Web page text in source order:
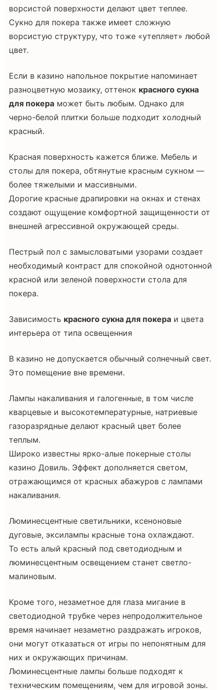
ворсистой поверхности делают цвет теплее.
Сукно для покера также имеет сложную
ворсистую структуру, что тоже «утепляет» любой
цвет.
Если в казино напольное покрытие напоминает
разноцветную мозаику, оттенок красного сукна
для покера может быть любым. Однако для
черно-белой плитки больше подходит холодный
красный.
Красная поверхность кажется ближе. Мебель и
столы для покера, обтянутые красным сукном —
более тяжелыми и массивными.
Дорогие красные драпировки на окнах и стенах
создают ощущение комфортной защищенности от
внешней агрессивной окружающей среды.
Пестрый пол с замысловатыми узорами создает
необходимый контраст для спокойной однотонной
красной или зеленой поверхности стола для
покера.
Зависимость красного сукна для покера и цвета
интерьера от типа освещенния
В казино не допускается обычный солнечный свет.
Это помещение вне времени.
Лампы накаливания и галогенные, в том числе
кварцевые и высокотемпературные, натриевые
газоразрядные делают красный цвет более
теплым.
Широко известны ярко-алые покерные столы
казино Довиль. Эффект дополняется светом,
отражающимся от красных абажуров с лампами
накаливания.
Люминесцентные светильники, ксеноновые
дуговые, эксилампы красные тона охлаждают.
То есть алый красный под светодиодным и
люминесцентным освещением станет светло-
малиновым.
Кроме того, незаметное для глаза мигание в
светодиодной трубке через непродолжительное
время начинает незаметно раздражать игроков,
они могут отказаться от игры по непонятным для
них и окружающих причинам.
Люминесцентные лампы больше подходят к
техническим помещениям, чем для игровой зоны.